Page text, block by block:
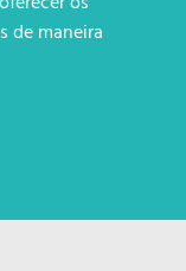
de maneira